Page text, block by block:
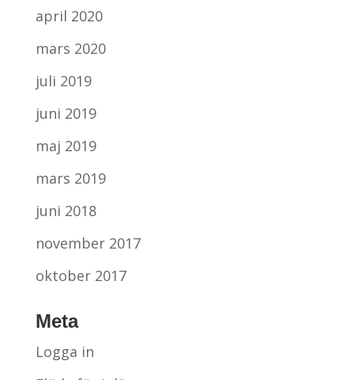
april 2020
mars 2020
juli 2019
juni 2019
maj 2019
mars 2019
juni 2018
november 2017
oktober 2017
Meta
Logga in